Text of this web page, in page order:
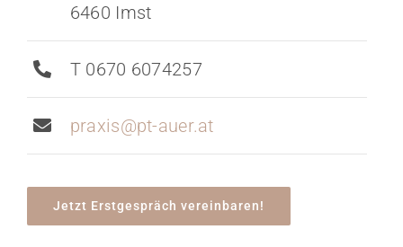
6460 Imst
T 0670 6074257
praxis@pt-auer.at
Jetzt Erstgespräch vereinbaren!